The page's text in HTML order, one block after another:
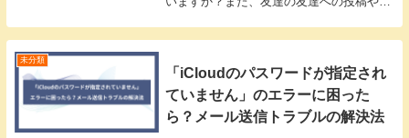
Bereal（ビーリアル）で友達の友達をチェ
未分類
「iCloudのパスワードが指定され
ていません」のエラーに困った
ら？メール送信トラブルの解決法